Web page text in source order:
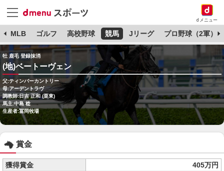
dメニュー
MLB ゴルフ 高校野球 競馬 Jリーグ プロ野球（2軍）
牡 鹿毛 登録抹消
(地)ベートーヴェン
父:ティンバーカントリー
母:アーデントラヴ
調教師:日吉 正和 (栗東)
馬主:中島 稔
生産者:冨岡牧場
賞金
獲得賞金
405万円